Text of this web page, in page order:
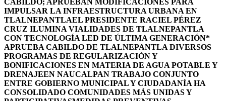
CABILDO; APRUEBAN MODIFICACIONES PARA
IMPULSAR LA INFRAESTRUCTURA URBANA EN
TLALNEPANTLAEL PRESIDENTE RACIEL PÉREZ
CRUZ ILUMINA VIALIDADES DE TLALNEPANTLA
CON TECNOLOGÍA LED DE ÚLTIMA GENERACIÓN*
APRUEBA CABILDO DE TLALNEPANTLA DIVERSOS
PROGRAMAS DE REGULARIZACIÓN Y
BONIFICACIONES EN MATERIA DE AGUA POTABLE Y
DRENAJEEN NAUCALPAN TRABAJO CONJUNTO
ENTRE GOBIERNO MUNICIPAL Y CIUDADANÍA HA
CONSOLIDADO COMUNIDADES MÁS UNIDAS Y